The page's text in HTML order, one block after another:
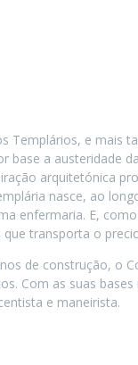
Templários, e mais
base a austeridade
arquitetónica
nasce, ao
enfermaria. E,
transporta o
de construção, o
Com as suas
e maneirista.